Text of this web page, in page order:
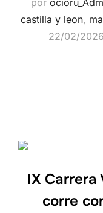
por
castilla y leon,
22/02/2026
IX Carrera
corre